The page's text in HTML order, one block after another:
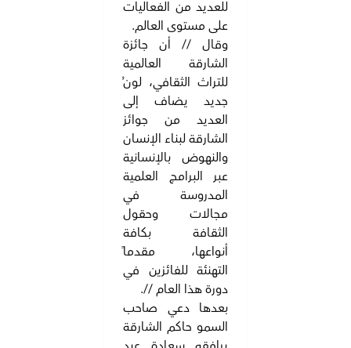
للعديد من الفعاليات
على مستوى العالم.
وقال // أن جائزة
الشارقة العالمية
للتراث الثقافي، لونُ
جديد يضاف إلى
العديد من جوائز
الشارقة لبناء الإنسان
والنهوض بالإنسانية
عبر البرامج العلمية
المدروسة في
مجالات وحقول
الثقافة بكافة
أنواعها، مقدماً
التهنئة للفائزين في
دورة هذا العام //.
بعدها دعي صاحب
السمو حاكم الشارقة